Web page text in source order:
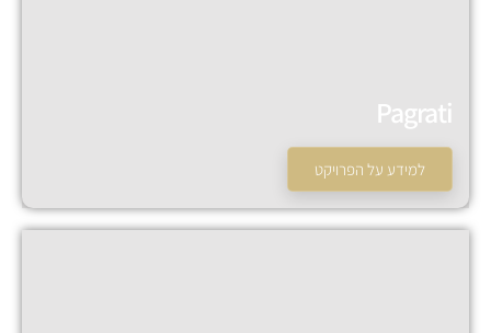
Pagrati
למידע על הפרויקט
המכירה הסתיימה!